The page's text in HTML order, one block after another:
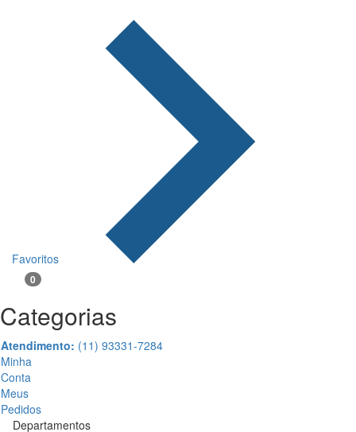
Favoritos
0
Categorias
Atendimento: (11) 93331-7284
Minha
Conta
Meus
Pedidos
Departamentos